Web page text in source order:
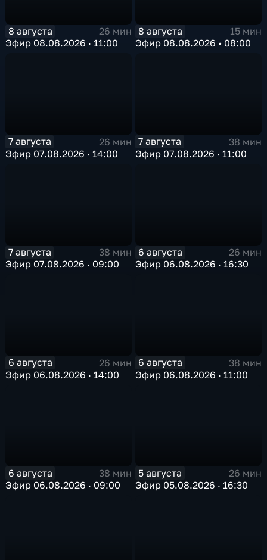
8 августа
26 мин
Эфир 08.08.2026 · 11:00
8 августа
15 мин
Эфир 08.08.2026 • 08:00
7 августа
26 мин
Эфир 07.08.2026 · 14:00
7 августа
38 мин
Эфир 07.08.2026 · 11:00
7 августа
38 мин
Эфир 07.08.2026 · 09:00
6 августа
26 мин
Эфир 06.08.2026 · 16:30
6 августа
26 мин
Эфир 06.08.2026 · 14:00
6 августа
38 мин
Эфир 06.08.2026 · 11:00
6 августа
38 мин
Эфир 06.08.2026 · 09:00
5 августа
26 мин
Эфир 05.08.2026 · 16:30